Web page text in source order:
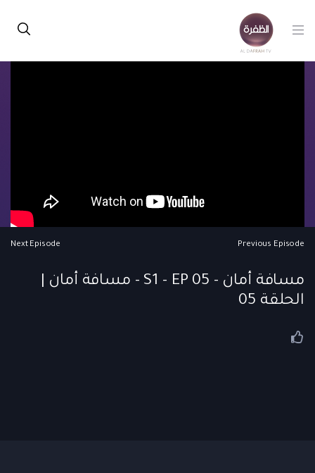
Previous Episode
Next Episode
مسافة أمان - S1 - EP 05 - مسافة أمان |
الحلقة 05